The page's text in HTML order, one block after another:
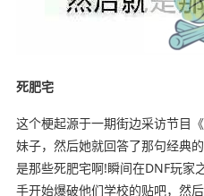
死肥宅
这个梗起源于一期街边采访节目
妹子，然后她就回答了那句经典
是那些死肥宅啊!瞬间在DNF玩家
手开始爆破他们学校的贴吧，然